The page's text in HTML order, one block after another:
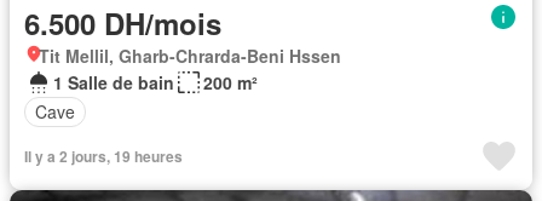
6.500 DH/mois
Tit Mellil, Gharb-Chrarda-Beni Hssen
1 Salle de bain
200 m²
Cave
Il y a 2 jours, 19 heures